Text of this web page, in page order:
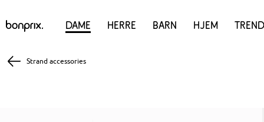
Dame Herre Barn Hjem
Strand accessories